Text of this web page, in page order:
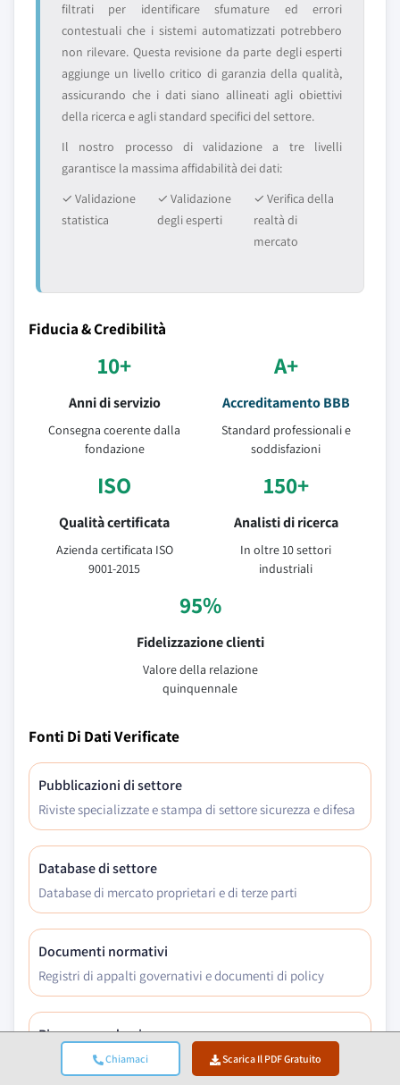
Chiamaci Scarica Il PDF Gratuito
filtrati per identificare sfumature ed errori
contestuali che i sistemi automatizzati potrebbero
non rilevare. Questa revisione da parte degli esperti
aggiunge un livello critico di garanzia della qualità,
assicurando che i dati siano allineati agli obiettivi
della ricerca e agli standard specifici del settore.
Il nostro processo di validazione a tre livelli
garantisce la massima affidabilità dei dati:
✓ Validazione
statistica
✓ Validazione
degli esperti
✓ Verifica della
realtà di
mercato
Fiducia & Credibilità
10+
Anni di servizio
Consegna coerente dalla
fondazione
A+
Accreditamento BBB
Standard professionali e
soddisfazioni
ISO
Qualità certificata
Azienda certificata ISO
9001-2015
150+
Analisti di ricerca
In oltre 10 settori
industriali
95%
Fidelizzazione clienti
Valore della relazione
quinquennale
Fonti Di Dati Verificate
Pubblicazioni di settore
Riviste specializzate e stampa di settore sicurezza e difesa
Database di settore
Database di mercato proprietari e di terze parti
Documenti normativi
Registri di appalti governativi e documenti di policy
Ricerca accademica
Studi universitari e rapporti di istituzioni specializzate